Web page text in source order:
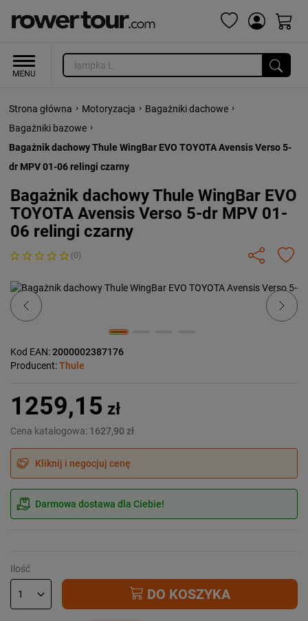
Strona główna › Motoryzacja › Bagażniki dachowe ›
Bagażniki bazowe ›
Bagażnik dachowy Thule WingBar EVO TOYOTA Avensis Verso 5-
dr MPV 01-06 relingi czarny
Bagażnik dachowy Thule WingBar EVO
TOYOTA Avensis Verso 5-dr MPV 01-
06 relingi czarny
(0)
Previous Next
Kod EAN:2000002387176
Producent:Thule
1259,15 zł
Cena katalogowa: 1627,90 zł
Kliknij i negocjuj cenę
Darmowa dostawa dla Ciebie!
Ilość
DO KOSZYKA